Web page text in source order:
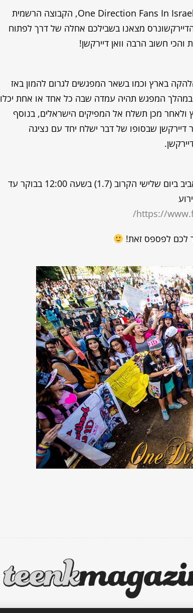
השבוע זה קורה, הפנינג פתיחת הקיץ המגניב במיוחד של One Direction Fans In Israel, הקבוצה הרשמית
מצאנו בשבילכם אחלה של דרך לפתוח
והכי חשוב הרבה וואן דיירקשן!
בארץ וכמו בשאר המפגשים לגרום להמון באז
במהלך המפגש תהיה עמדה שבה כל אחד או אחת יכלו
מכן תשלח אל המפיקים הישראלים, בנוסף
שבסופו של דבר ישלח יחד עם נציגה
המפגש יתקיים ב"לה בוהם אירועים" שבגני יהשוע שבתל אביב ביום שלישי הקרוב (1.7) בשעה 12:00 בבוקר עד
https://
לכם לפספס זאת!